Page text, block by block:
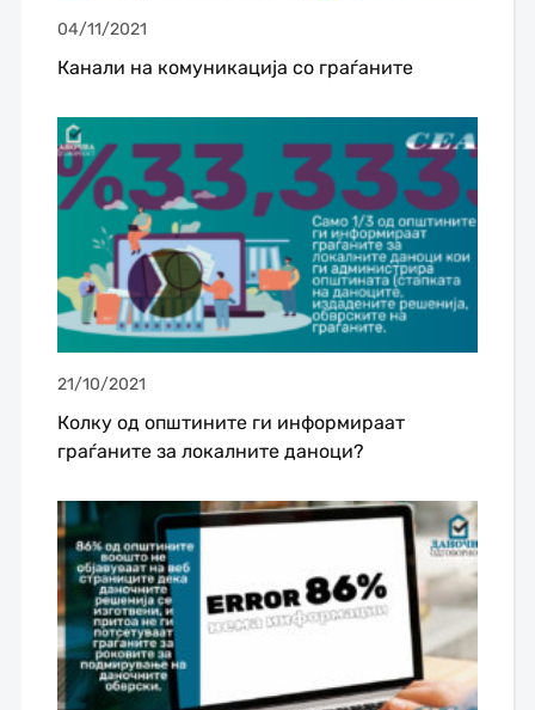
04/11/2021
Канали на комуникација со граѓаните
21/10/2021
Колку од општините ги информираат
граѓаните за локалните даноци?